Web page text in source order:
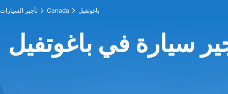
تأجير السيارات Canada باغوتفيل
سيارة في باغوتفيل